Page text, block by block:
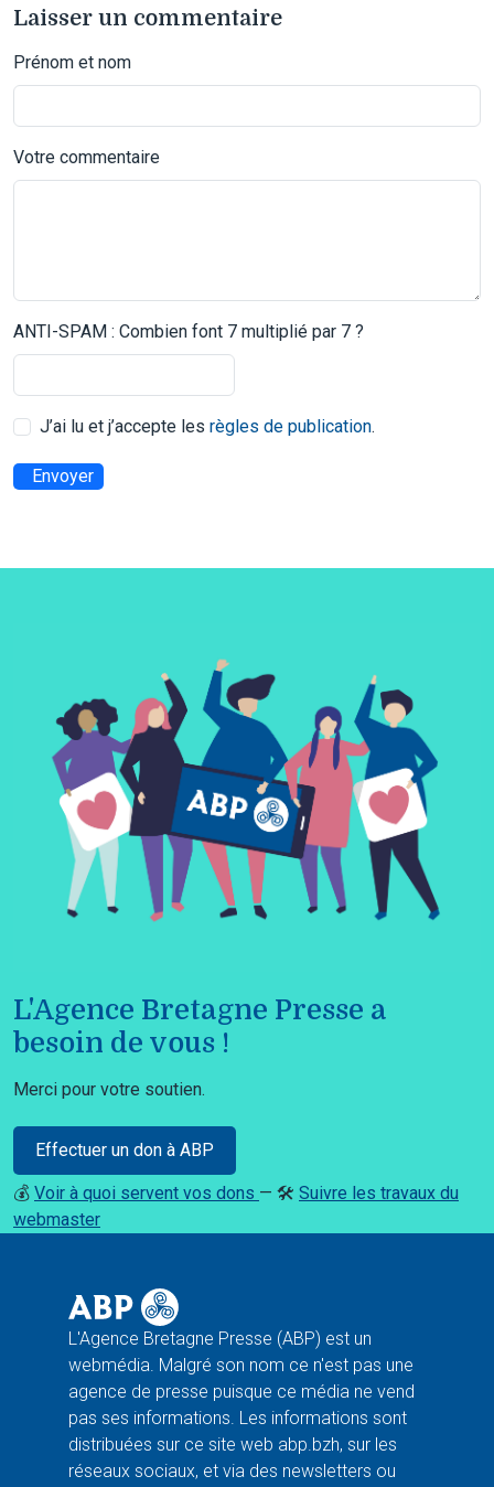
Laisser un commentaire
Prénom et nom
Votre commentaire
ANTI-SPAM : Combien font 7 multiplié par 7 ?
J’ai lu et j’accepte les règles de publication.
Envoyer
L'Agence Bretagne Presse a
besoin de vous !
Merci pour votre soutien.
Effectuer un don à ABP
💰 Voir à quoi servent vos dons — 🛠️ Suivre les travaux du
webmaster
L'Agence Bretagne Presse (ABP) est un
webmédia. Malgré son nom ce n'est pas une
agence de presse puisque ce média ne vend
pas ses informations. Les informations sont
distribuées sur ce site web abp.bzh, sur les
réseaux sociaux, et via des newsletters ou